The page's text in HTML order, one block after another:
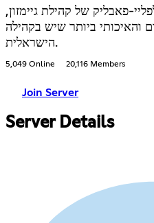
פאבליק של קהילת גיימזון,
ביותר שיש בקהילה
הישראלית.
5,049 Online 20,116 Members
Join Server
Server Details